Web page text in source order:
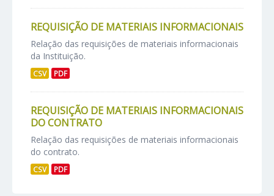
REQUISIÇÃO DE MATERIAIS INFORMACIONAIS
Relação das requisições de materiais informacionais
da Instituição.
CSV PDF
REQUISIÇÃO DE MATERIAIS INFORMACIONAIS
DO CONTRATO
Relação das requisições de materiais informacionais
do contrato.
CSV PDF